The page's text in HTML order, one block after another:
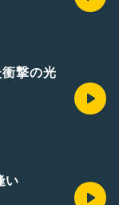
撃の光
い